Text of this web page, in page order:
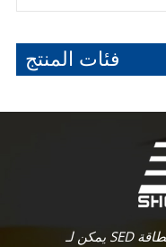
فئات المنتج
يمكن لـ SED تخصيص مجموعة حلول نظام الطاقة